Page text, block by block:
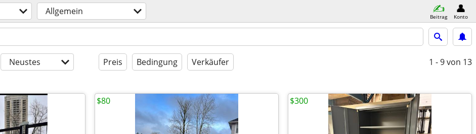
Allgemein Beitrag Konto
Neustes Preis Bedingung Verkäufer 1 - 9von 13
$80 $300